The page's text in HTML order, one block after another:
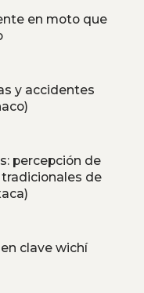
en moto que
y accidentes
percepción de
de
clave wichí